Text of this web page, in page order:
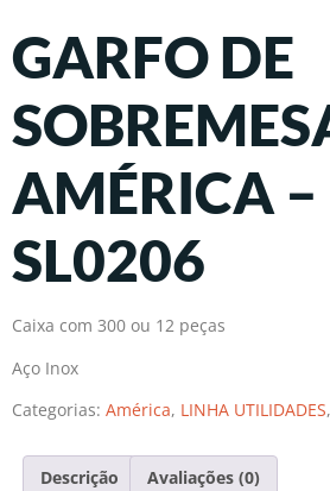
GARFO DE
AMÉRICA –
SL0206
Caixa com 300 ou 12 peças
Aço Inox
Categorias: América, LINHA UTILIDADES,
Descrição Avaliações (0)